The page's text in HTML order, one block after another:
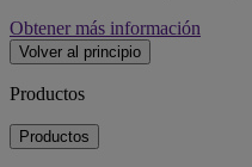
Obtener más información
Volver al principio
Productos
Productos